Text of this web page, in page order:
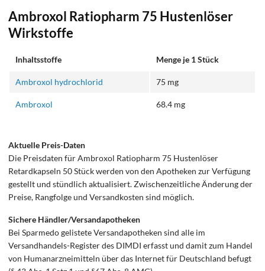
Ambroxol Ratiopharm 75 Hustenlöser
Wirkstoffe
Inhaltsstoffe Menge je 1 Stück
Ambroxol hydrochlorid 75 mg
Ambroxol 68.4 mg
Aktuelle Preis-Daten
Die Preisdaten für Ambroxol Ratiopharm 75 Hustenlöser
Retardkapseln 50 Stück werden von den Apotheken zur Verfügung
gestellt und stündlich aktualisiert. Zwischenzeitliche Änderung der
Preise, Rangfolge und Versandkosten sind möglich.
Sichere Händler/Versandapotheken
Bei Sparmedo gelistete Versandapotheken sind alle im
Versandhandels-Register des DIMDI erfasst und damit zum Handel
von Humanarzneimitteln über das Internet für Deutschland befugt